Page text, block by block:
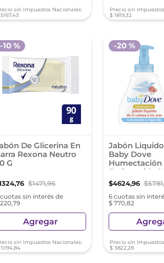
sin Impuestos Nacionales:
5167,43
Precio sin
$ 1819,32
De Glicerina En
Rexona Neutro
G
,76 $1471,96
sin interés de
-10 %
Agregar
sin Impuestos Nacionales:
1094,84
Jabón
Baby Dove
Humectación
Enriquecida
$4624,96 $5781,
6 cuotas sin
$ 770,82
-20 %
Precio sin
$ 3822,28